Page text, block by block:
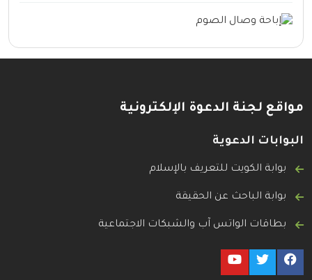
مواقع لجنة الدعوة الإلكترونية
البوابات الدعوية
بوابة الكويت للتعريف بالإسلام
بوابة الباحث عن الحقيقة
بطاقات الواتس آب والشبكات الاجتماعية